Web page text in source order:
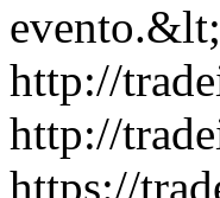
http://
http://
https://